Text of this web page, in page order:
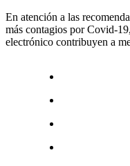
En atención a las
más contagios por Covid-
electrónico contribuyen a